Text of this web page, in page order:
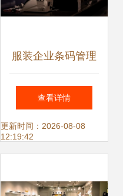
服装企业条码管理
系统选择指南 提升
零售效率的关键
查看详情
更新时间：2026-08-08
12:19:42